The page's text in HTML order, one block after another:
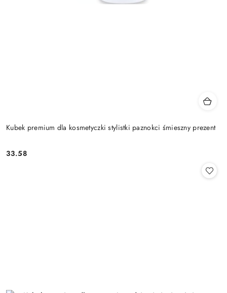
Kubek premium dla kosmetyczki stylistki paznokci śmieszny prezent
Cena:
33.58